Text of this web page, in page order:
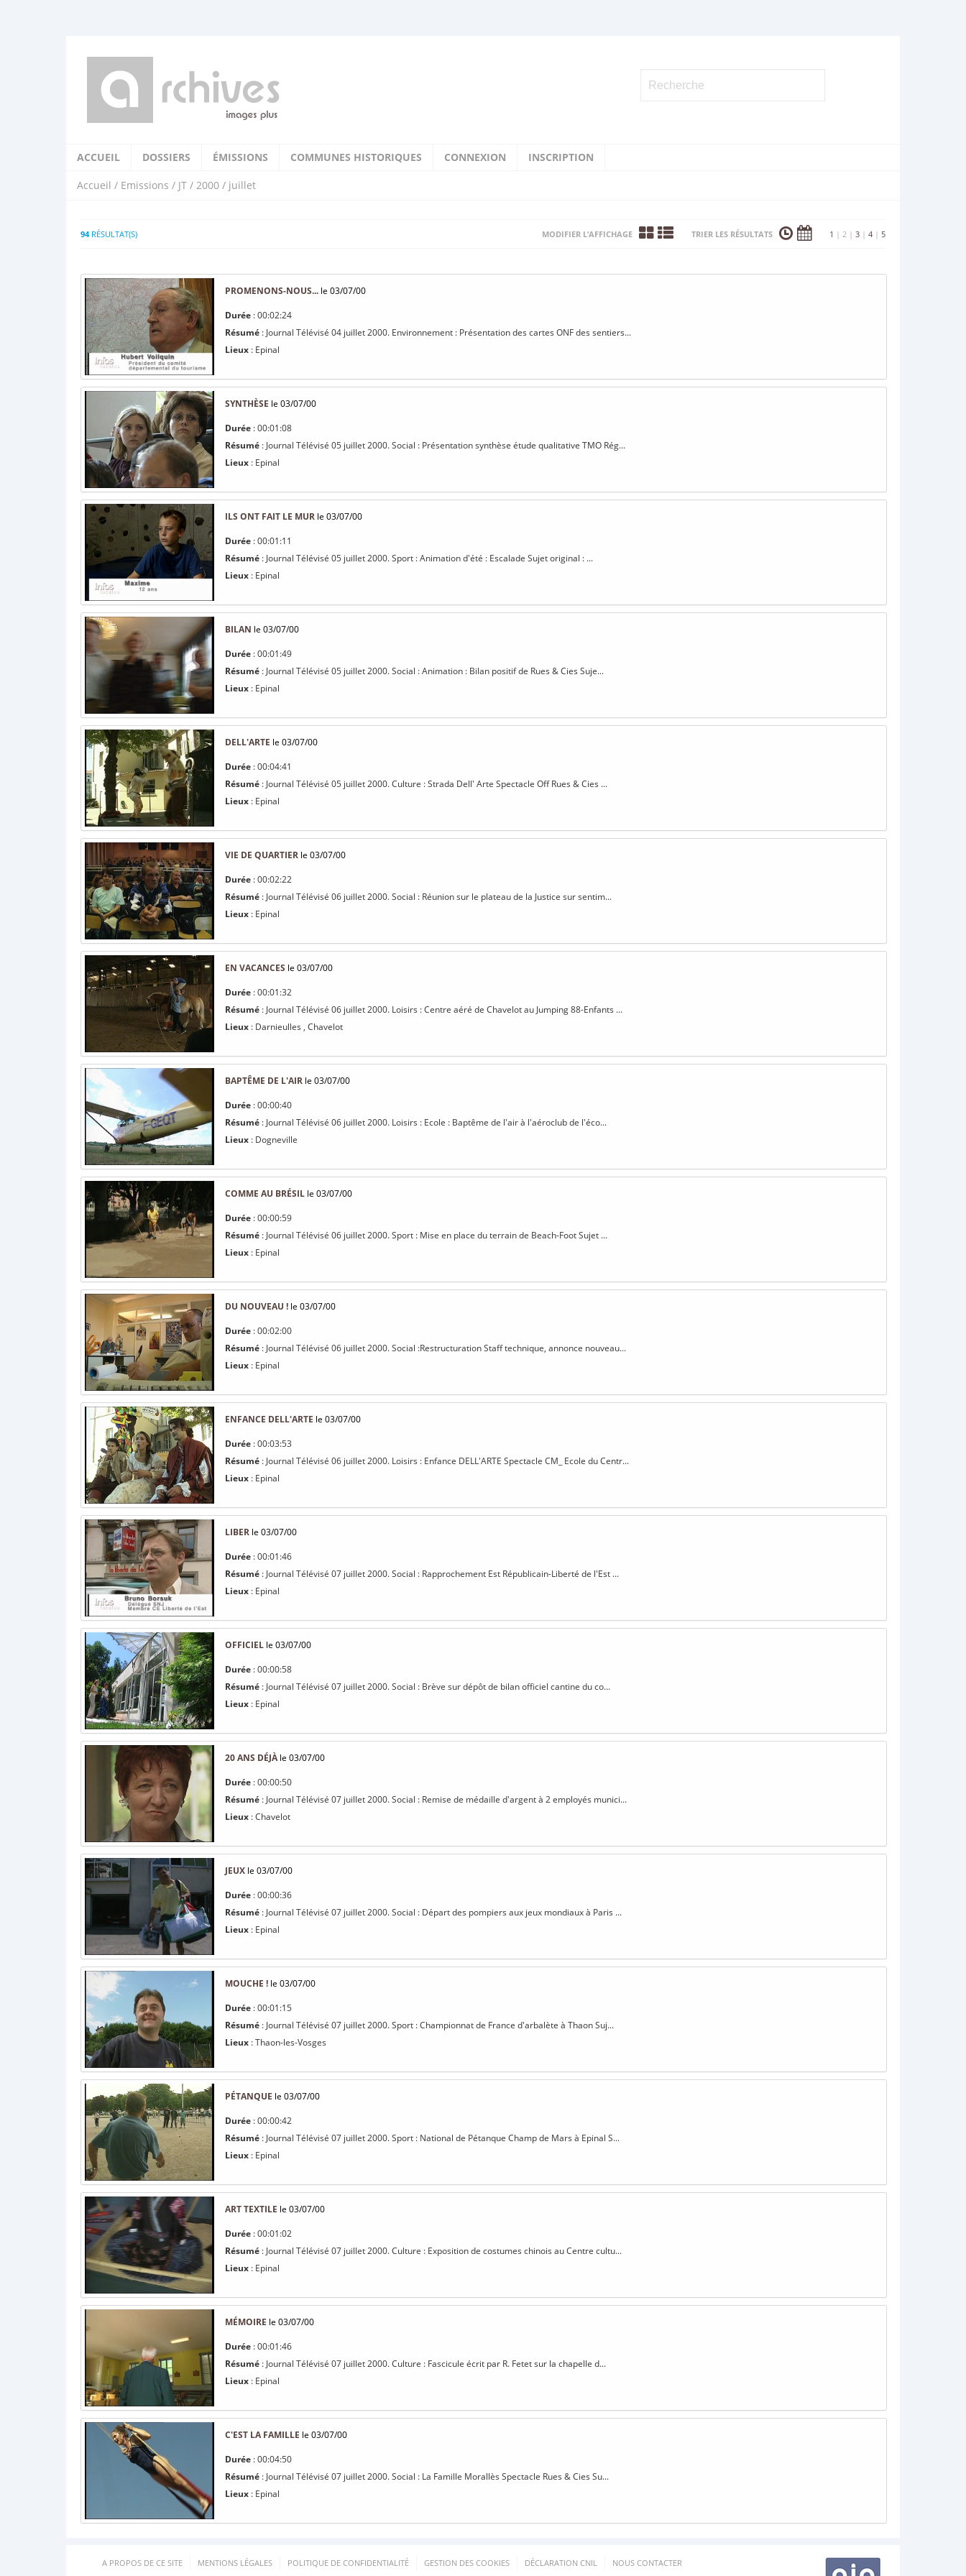
ACCUEIL DOSSIERS ÉMISSIONS COMMUNES HISTORIQUES CONNEXION INSCRIPTION
Accueil / Emissions / JT / 2000 / juillet
94RÉSULTAT(S) 1 | 2 | 3 | 4 | 5
TRIER LES RÉSULTATS
MODIFIER L’AFFICHAGE
PROMENONS-NOUS... le 03/07/00
Durée : 00:02:24
Résumé : Journal Télévisé 04 juillet 2000. Environnement : Présentation des cartes ONF des sentiers...
Lieux : Epinal
SYNTHÈSE le 03/07/00
Durée : 00:01:08
Résumé : Journal Télévisé 05 juillet 2000. Social : Présentation synthèse étude qualitative TMO Rég...
Lieux : Epinal
ILS ONT FAIT LE MUR le 03/07/00
Durée : 00:01:11
Résumé : Journal Télévisé 05 juillet 2000. Sport : Animation d'été : Escalade Sujet original : ...
Lieux : Epinal
BILAN le 03/07/00
Durée : 00:01:49
Résumé : Journal Télévisé 05 juillet 2000. Social : Animation : Bilan positif de Rues & Cies Suje...
Lieux : Epinal
DELL'ARTE le 03/07/00
Durée : 00:04:41
Résumé : Journal Télévisé 05 juillet 2000. Culture : Strada Dell' Arte Spectacle Off Rues & Cies ...
Lieux : Epinal
VIE DE QUARTIER le 03/07/00
Durée : 00:02:22
Résumé : Journal Télévisé 06 juillet 2000. Social : Réunion sur le plateau de la Justice sur sentim...
Lieux : Epinal
EN VACANCES le 03/07/00
Durée : 00:01:32
Résumé : Journal Télévisé 06 juillet 2000. Loisirs : Centre aéré de Chavelot au Jumping 88-Enfants ...
Lieux : Darnieulles , Chavelot
BAPTÊME DE L'AIR le 03/07/00
Durée : 00:00:40
Résumé : Journal Télévisé 06 juillet 2000. Loisirs : Ecole : Baptême de l'air à l'aéroclub de l'éco...
Lieux : Dogneville
COMME AU BRÉSIL le 03/07/00
Durée : 00:00:59
Résumé : Journal Télévisé 06 juillet 2000. Sport : Mise en place du terrain de Beach-Foot Sujet ...
Lieux : Epinal
DU NOUVEAU ! le 03/07/00
Durée : 00:02:00
Résumé : Journal Télévisé 06 juillet 2000. Social :Restructuration Staff technique, annonce nouveau...
Lieux : Epinal
ENFANCE DELL'ARTE le 03/07/00
Durée : 00:03:53
Résumé : Journal Télévisé 06 juillet 2000. Loisirs : Enfance DELL'ARTE Spectacle CM_ Ecole du Centr...
Lieux : Epinal
LIBER le 03/07/00
Durée : 00:01:46
Résumé : Journal Télévisé 07 juillet 2000. Social : Rapprochement Est Républicain-Liberté de l'Est ...
Lieux : Epinal
OFFICIEL le 03/07/00
Durée : 00:00:58
Résumé : Journal Télévisé 07 juillet 2000. Social : Brève sur dépôt de bilan officiel cantine du co...
Lieux : Epinal
20 ANS DÉJÀ le 03/07/00
Durée : 00:00:50
Résumé : Journal Télévisé 07 juillet 2000. Social : Remise de médaille d'argent à 2 employés munici...
Lieux : Chavelot
JEUX le 03/07/00
Durée : 00:00:36
Résumé : Journal Télévisé 07 juillet 2000. Social : Départ des pompiers aux jeux mondiaux à Paris ...
Lieux : Epinal
MOUCHE ! le 03/07/00
Durée : 00:01:15
Résumé : Journal Télévisé 07 juillet 2000. Sport : Championnat de France d'arbalète à Thaon Suj...
Lieux : Thaon-les-Vosges
PÉTANQUE le 03/07/00
Durée : 00:00:42
Résumé : Journal Télévisé 07 juillet 2000. Sport : National de Pétanque Champ de Mars à Epinal S...
Lieux : Epinal
ART TEXTILE le 03/07/00
Durée : 00:01:02
Résumé : Journal Télévisé 07 juillet 2000. Culture : Exposition de costumes chinois au Centre cultu...
Lieux : Epinal
MÉMOIRE le 03/07/00
Durée : 00:01:46
Résumé : Journal Télévisé 07 juillet 2000. Culture : Fascicule écrit par R. Fetet sur la chapelle d...
Lieux : Epinal
C'EST LA FAMILLE le 03/07/00
Durée : 00:04:50
Résumé : Journal Télévisé 07 juillet 2000. Social : La Famille Morallès Spectacle Rues & Cies Su...
Lieux : Epinal
A PROPOS DE CE SITE MENTIONS LÉGALES POLITIQUE DE CONFIDENTIALITÉ GESTION DES COOKIES DÉCLARATION CNIL NOUS CONTACTER